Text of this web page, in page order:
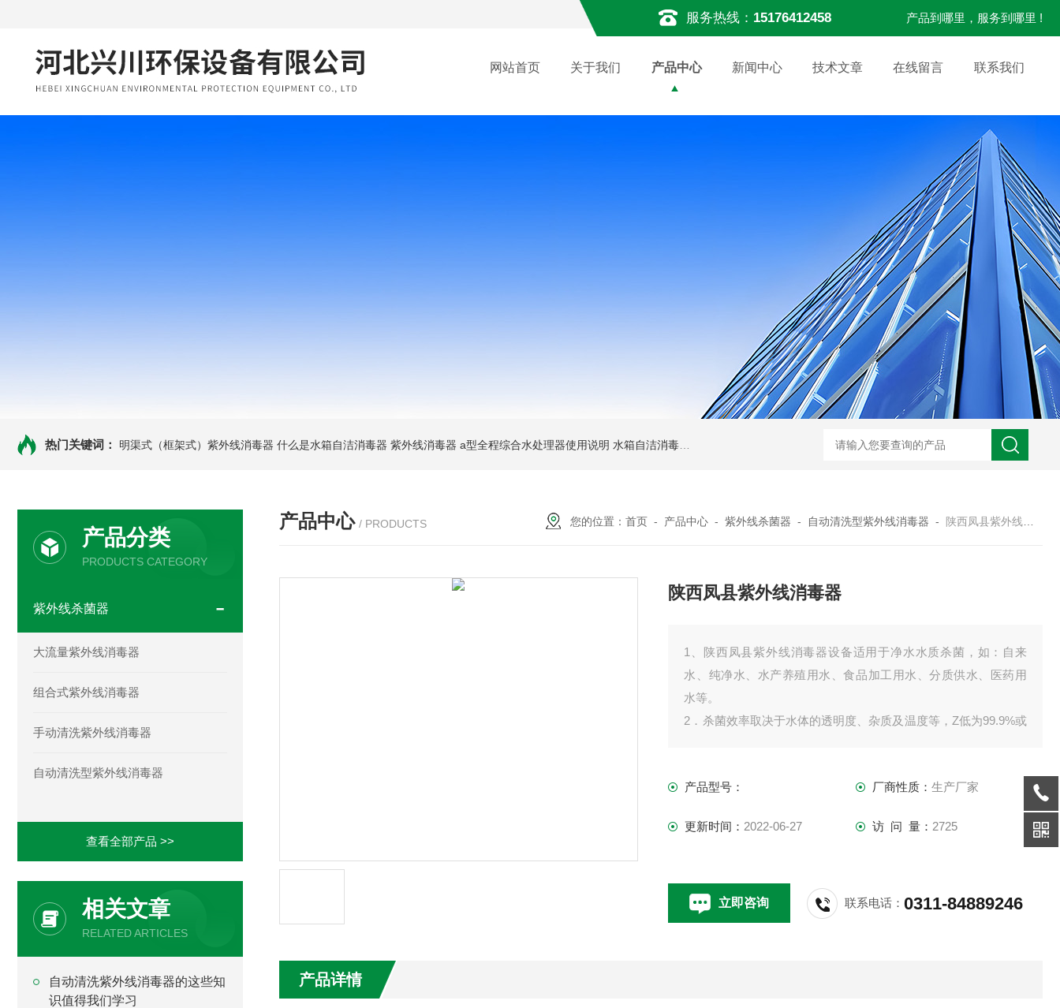
服务热线： 15176412458 产品到哪里，服务到哪里 !
网站首页 关于我们 产品中心 新闻中心 技术文章 在线留言 联系我们
热门关键词： 明渠式（框架式）紫外线消毒器 什么是水箱自洁消毒器 紫外线消毒器 a型全程综合水处理器使用说明 水箱自洁消毒器 a型全程综合水处理器应用范围 水箱自洁消毒器 a型全程综合水处理器安装
产品分类
PRODUCTS CATEGORY
紫外线杀菌器
大流量紫外线消毒器
组合式紫外线消毒器
手动清洗紫外线消毒器
自动清洗型紫外线消毒器
查看全部产品 >>
相关文章
RELATED ARTICLES
自动清洗紫外线消毒器的这些知
识值得我们学习
产品中心 / PRODUCTS 您的位置：首页 - 产品中心 -紫外线杀菌器 - 自动清洗型紫外线消毒器 - 陕西凤县紫外线消毒器
陕西凤县紫外线消毒器
1、陕西凤县紫外线消毒器设备适用于净水水质杀菌，如：自来
水、纯净水、水产养殖用水、食品加工用水、分质供水、医药用
水等。
2．杀菌效率取决于水体的透明度、杂质及温度等，Z低为99.9%或
产品型号：
厂商性质： 生产厂家
更新时间： 2022-06-27 访 问 量： 2725
立即咨询 联系电话：0311-84889246
产品详情